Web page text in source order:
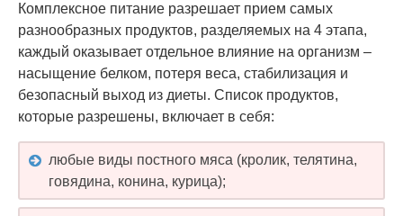
Комплексное питание разрешает прием самых
разнообразных продуктов, разделяемых на 4 этапа,
каждый оказывает отдельное влияние на организм –
насыщение белком, потеря веса, стабилизация и
безопасный выход из диеты. Список продуктов,
которые разрешены, включает в себя:
любые виды постного мяса (кролик, телятина,
говядина, конина, курица);